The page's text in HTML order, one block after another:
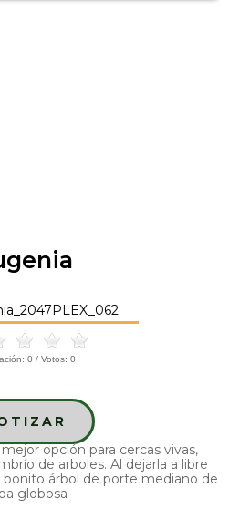
0 / Votos: 0
opción para cercas vivas,
de arboles. Al dejarla a libre
árbol de porte mediano de
globosa